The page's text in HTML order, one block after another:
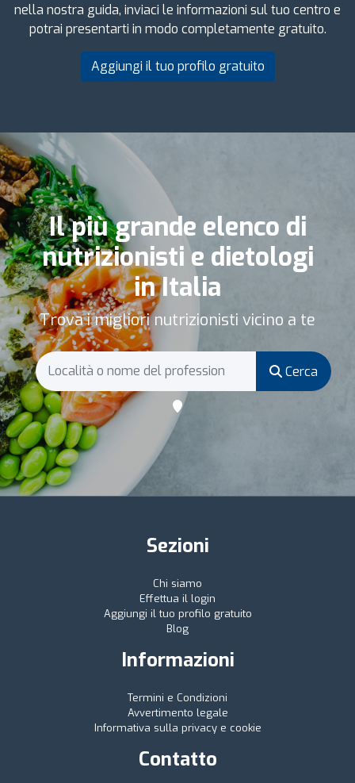
nella nostra guida, inviaci le informazioni sul tuo centro e
potrai presentarti in modo completamente gratuito.
Aggiungi il tuo profilo gratuito
Il più grande elenco di
nutrizionisti e dietologi
in Italia
Trova i migliori nutrizionisti vicino a te
Cerca
Sezioni
Chi siamo
Effettua il login
Aggiungi il tuo profilo gratuito
Blog
Informazioni
Termini e Condizioni
Avvertimento legale
Informativa sulla privacy e cookie
Contatto